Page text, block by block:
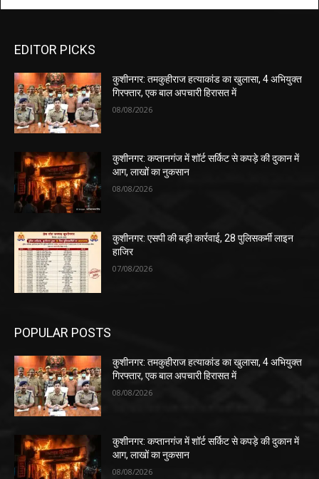
EDITOR PICKS
कुशीनगर: तमकुहीराज हत्याकांड का खुलासा, 4 अभियुक्त
गिरफ्तार, एक बाल अपचारी हिरासत में
08/08/2026
कुशीनगर: कप्तानगंज में शॉर्ट सर्किट से कपड़े की दुकान में
आग, लाखों का नुकसान
08/08/2026
कुशीनगर: एसपी की बड़ी कार्रवाई, 28 पुलिसकर्मी लाइन
हाजिर
07/08/2026
POPULAR POSTS
कुशीनगर: तमकुहीराज हत्याकांड का खुलासा, 4 अभियुक्त
गिरफ्तार, एक बाल अपचारी हिरासत में
08/08/2026
कुशीनगर: कप्तानगंज में शॉर्ट सर्किट से कपड़े की दुकान में
आग, लाखों का नुकसान
08/08/2026